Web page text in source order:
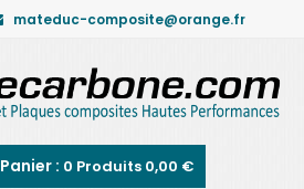
mateduc-composite@orange.fr
Panier : 0 Produits 0,00 €